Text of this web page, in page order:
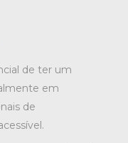
de ter um
em
de